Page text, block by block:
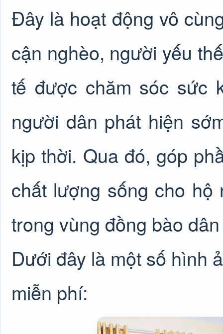
Đây là hoạt động vô
cận nghèo, người yếu
tế được chăm sóc sức
người dân phát hiện
kịp thời. Qua đó, góp
chất lượng sống cho hộ
trong vùng đồng bào
Dưới đây là một số hình
miễn phí: